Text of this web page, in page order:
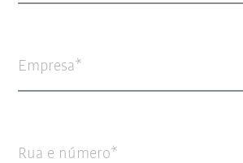
Empresa
Rua e número